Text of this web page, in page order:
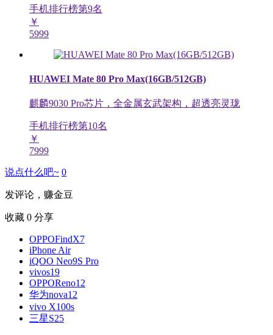
手机排行榜第9名
￥
5999
HUAWEI Mate 80 Pro Max(16GB/512GB)
麒麟9030 Pro芯片，全金属玄武架构，超透亮灵珑
手机排行榜第10名
￥
7999
说点什么吧~ 0
发评论，赚金豆
收藏 0 分享
OPPOFindX7
iPhone Air
iQOO Neo9S Pro
vivos19
OPPOReno12
华为nova12
vivo X100s
三星S25